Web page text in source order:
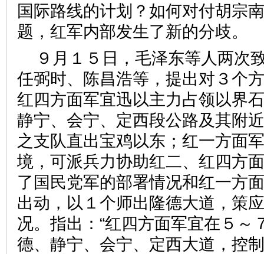
国际路线的计划？如何对付胡宗
题，红军内部发生了新的分歧。
９月１５日，毛泽东等人两次
任弼时、陈昌浩等，提出对３个
红四方面军宜迅以主力占领以界
静宁、会宁、定西段公路及其附
之支队直出宝鸡以东；红一方面
境，可派兵力协助红二、红四方
了国民党军的部署情况和红一方
出动，以１个师出隆德大道，策
况。指出：“红四方面军宜在５～
德、静宁、会宁、定西大道，控